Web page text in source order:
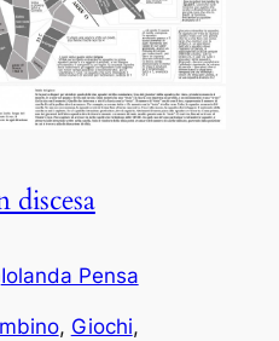
discesa
Iolanda Pensa
, Giochi